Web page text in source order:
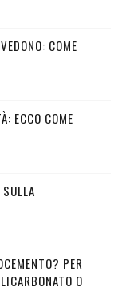
COME
ECCO COME
PER
O